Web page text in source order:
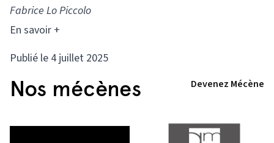
Fabrice Lo Piccolo
En savoir +
Publié le 4 juillet 2025
Nos mécènes Devenez Mécène